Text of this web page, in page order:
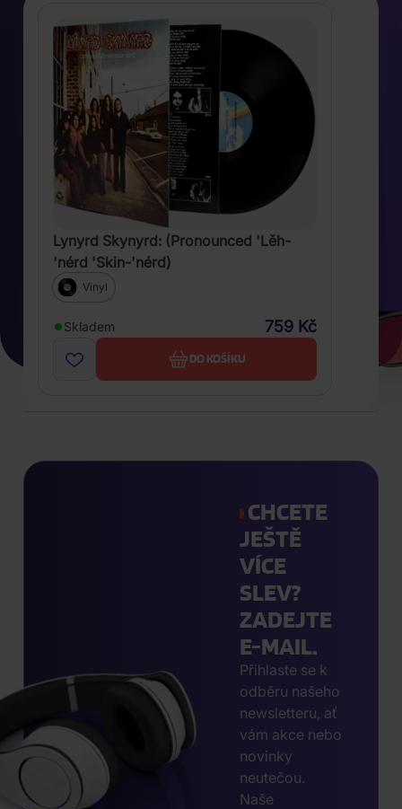
Lynyrd Skynyrd: (Pronounced 'Lěh-
'nérd 'Skin-'nérd)
Vinyl
Skladem 759 Kč
DO KOŠÍKU
CHCETE
JEŠTĚ
VÍCE
SLEV?
ZADEJTE
E-MAIL.
Přihlaste se k
odběru našeho
newsletteru, ať
vám akce nebo
novinky
neutečou.
Naše